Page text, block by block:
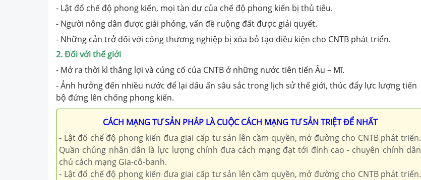
- Lật đổ chế độ phong kiến, mọi tàn dư của chế độ phong kiến bị thủ tiêu.
- Người nông dân được giải phóng, vấn đề ruộng đất được giải quyết.
- Những cản trở đối với công thương nghiệp bị xóa bỏ tạo điều kiện cho CNTB phát triển.
2. Đối với thế giới
- Mở ra thời kì thắng lợi và củng cố của CNTB ở những nước tiên tiến Âu – Mĩ.
- Ảnh hưởng đến nhiều nước để lại dấu ấn sâu sắc trong lịch sử thế giới, thúc đẩy lực lượng tiến
bộ đứng lên chống phong kiến.
CÁCH MẠNG TƯ SẢN PHÁP LÀ CUỘC CÁCH MẠNG TƯ SẢN TRIỆT ĐỂ NHẤT
- Lật đổ chế độ phong kiến đưa giai cấp tư sản lên cầm quyền, mở đường cho CNTB phát triển.
Quần chúng nhân dân là lực lượng chính đưa cách mạng đạt tới đỉnh cao - chuyên chính dân
chủ cách mạng Gia-cô-banh.
- Lật đổ chế độ phong kiến đưa giai cấp tư sản lên cầm quyền, mở đường cho CNTB phát triển.